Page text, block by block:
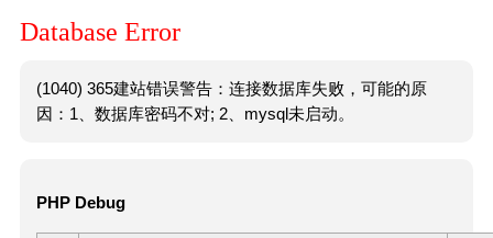
Database Error
(1040) 365建站错误警告：连接数据库失败，可能的原
因：1、数据库密码不对; 2、mysql未启动。
PHP Debug